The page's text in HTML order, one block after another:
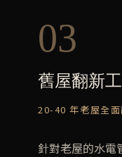
03
舊屋翻新
20-40 年老屋全面
針對老屋的水電